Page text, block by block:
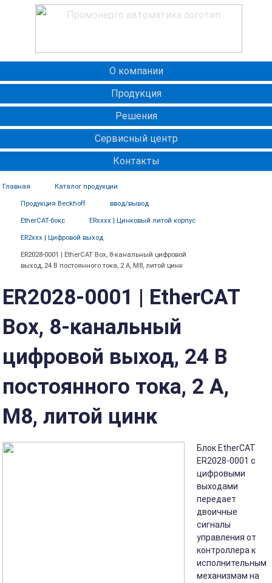
О компании
Продукция
Решения
Сервисный центр
Контакты
Главная Каталог продукции
Продукция Beckhoff ввод/вывод
EtherCAT-бокс ERxxxx | Цинковый литой корпус
ER2xxx | Цифровой выход
ER2028-0001 | EtherCAT Box, 8-канальный цифровой
выход, 24 В постоянного тока, 2 А, M8, литой цинк
ER2028-0001 | EtherCAT
Box, 8-канальный
цифровой выход, 24 В
постоянного тока, 2 А,
M8, литой цинк
Блок EtherCAT
ER2028-0001 с
цифровыми
выходами
передает
двоичные
сигналы
управления от
контроллера к
исполнительным
механизмам на